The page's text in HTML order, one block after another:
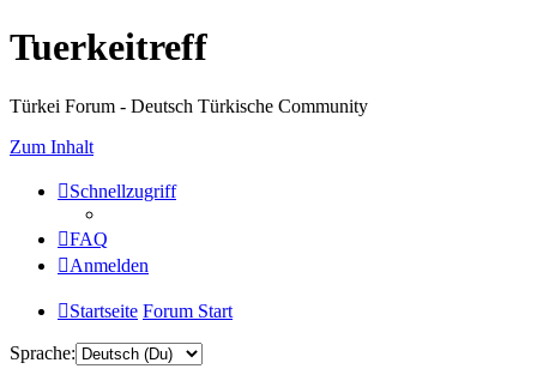
Tuerkeitreff
Türkei Forum - Deutsch Türkische Community
Zum Inhalt
Schnellzugriff
FAQ
Anmelden
Startseite Forum Start
Sprache: